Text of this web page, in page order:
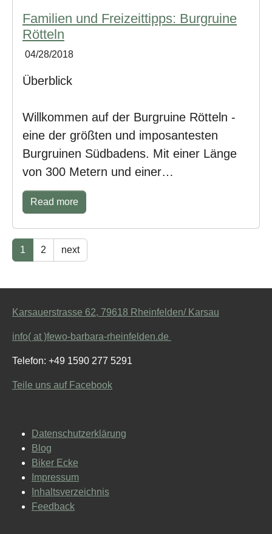
Familien und Freizeittipps: Burgruine
Rötteln
04/28/2018
Überblick
Willkommen auf der Burgruine Rötteln -
eine der größten und imposantesten
Burgruinen Südbadens. Mit einer Länge
von 300 Metern und einer…
Read more
1 2 next
Karsauerstrasse 62, 79618 Rheinfelden/ Karsau
info( at )fewo-barbara-rheinfelden.de
Telefon: +49 1590 277 5291
Teile uns auf Facebook
Datenschutzerklärung
Blog
Biker Ecke
Impressum
Inhaltsverzeichnis
Feedback